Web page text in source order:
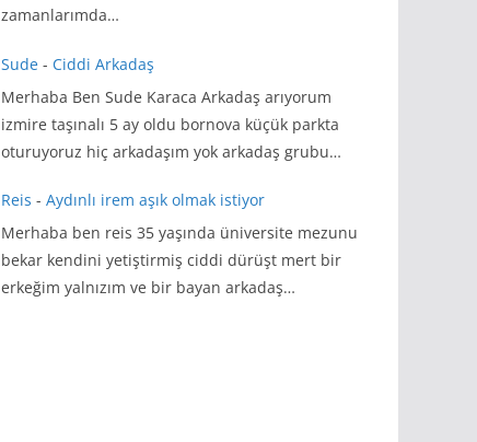
zamanlarımda…
Sude - Ciddi Arkadaş
Merhaba Ben Sude Karaca Arkadaş arıyorum
izmire taşınalı 5 ay oldu bornova küçük parkta
oturuyoruz hiç arkadaşım yok arkadaş grubu…
Reis - Aydınlı irem aşık olmak istiyor
Merhaba ben reis 35 yaşında üniversite mezunu
bekar kendini yetiştirmiş ciddi dürüşt mert bir
erkeğim yalnızım ve bir bayan arkadaş…